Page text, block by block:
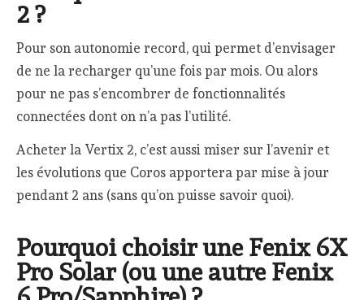
2 ?
Pour son autonomie record, qui permet d’envisager
de ne la recharger qu’une fois par mois. Ou alors
pour ne pas s’encombrer de fonctionnalités
connectées dont on n’a pas l’utilité.
Acheter la Vertix 2, c’est aussi miser sur l’avenir et
les évolutions que Coros apportera par mise à jour
pendant 2 ans (sans qu’on puisse savoir quoi).
Pourquoi choisir une Fenix 6X
Pro Solar (ou une autre Fenix